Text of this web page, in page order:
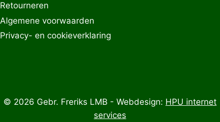
Retourneren
Algemene voorwaarden
Privacy- en cookieverklaring
© 2026 Gebr. Freriks LMB - Webdesign: HPU internet
services